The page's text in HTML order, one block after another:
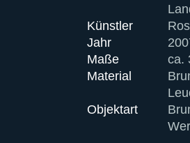
Künstler
Jahr
Maße
ca.
Material
Objektart